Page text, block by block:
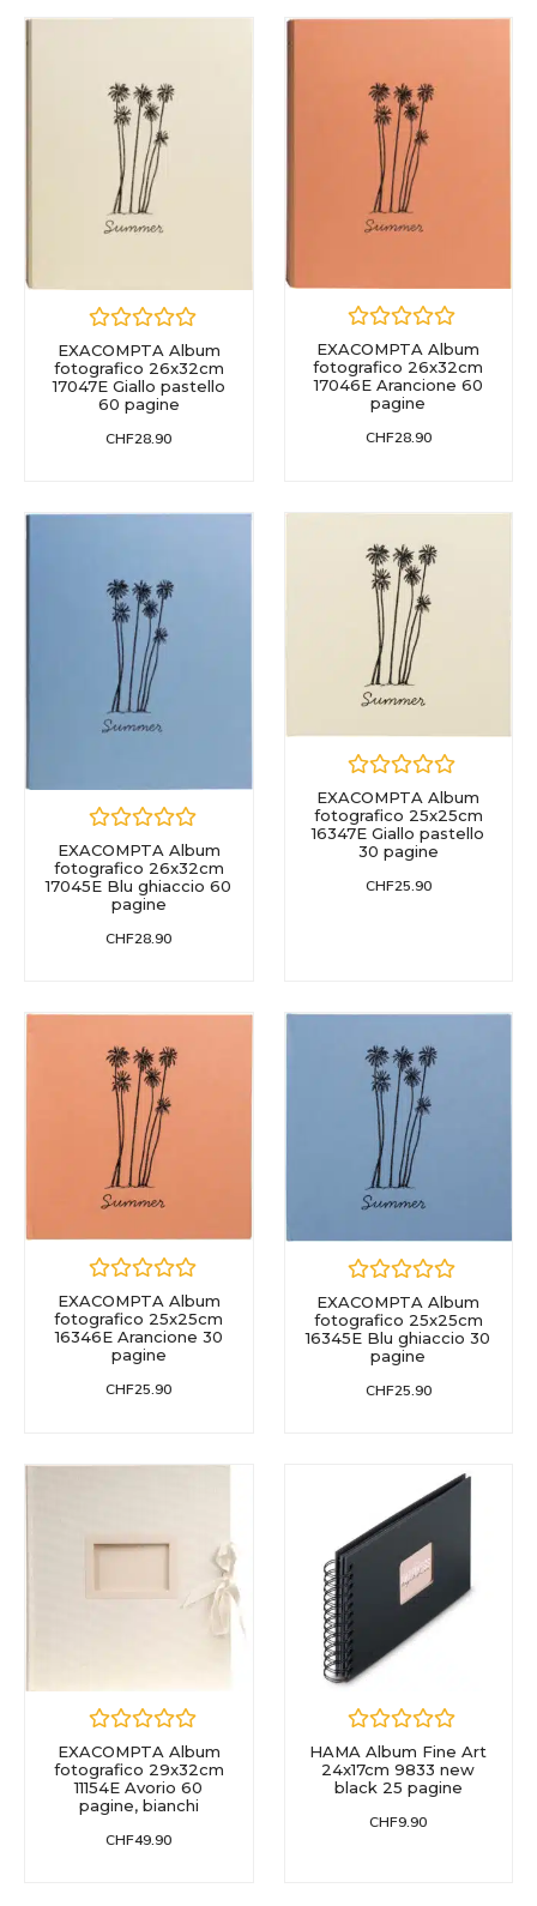
EXACOMPTA Album
fotografico 26x32cm
17047E Giallo pastello
60 pagine
CHF28.90
EXACOMPTA Album
fotografico 26x32cm
17046E Arancione 60
pagine
CHF28.90
EXACOMPTA Album
fotografico 26x32cm
17045E Blu ghiaccio 60
pagine
CHF28.90
EXACOMPTA Album
fotografico 25x25cm
16347E Giallo pastello
30 pagine
CHF25.90
EXACOMPTA Album
fotografico 25x25cm
16346E Arancione 30
pagine
CHF25.90
EXACOMPTA Album
fotografico 25x25cm
16345E Blu ghiaccio 30
pagine
CHF25.90
EXACOMPTA Album
fotografico 29x32cm
11154E Avorio 60
pagine, bianchi
CHF49.90
HAMA Album Fine Art
24x17cm 9833 new
black 25 pagine
CHF9.90